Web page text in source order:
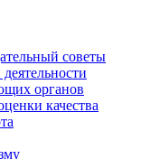
советы
органов
качества